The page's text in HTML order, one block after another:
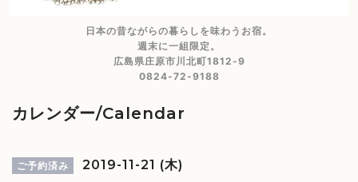
日本の昔ながらの暮らしを味わうお宿。
週末に一組限定。
広島県庄原市川北町1812-9
0824-72-9188
カレンダー/Calendar
ご予約済み 2019-11-21 (木)